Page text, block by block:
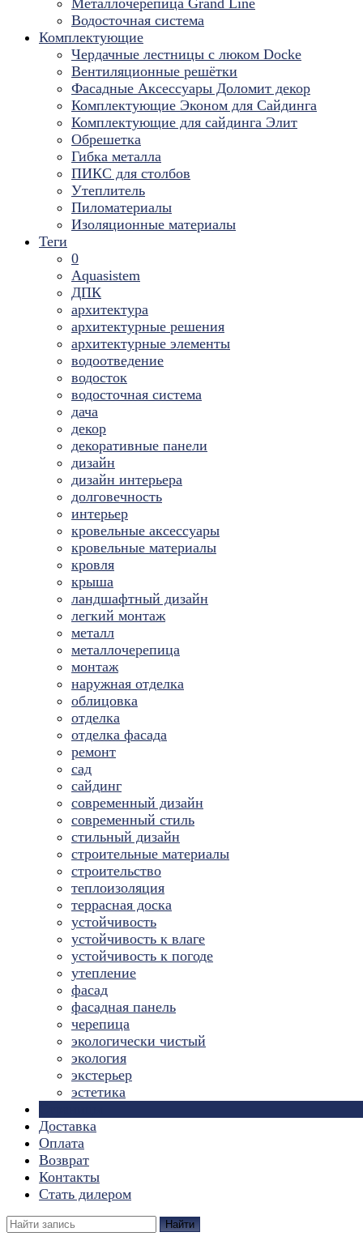
Металлочерепица Grand Line
Водосточная система
Комплектующие
Чердачные лестницы с люком Docke
Вентиляционные решётки
Фасадные Аксессуары Доломит декор
Комплектующие Эконом для Сайдинга
Комплектующие для cайдинга Элит
Обрешетка
Гибка металла
ПИКС для столбов
Утеплитель
Пиломатериалы
Изоляционные материалы
Теги
0
Aquasistem
ДПК
архитектура
архитектурные решения
архитектурные элементы
водоотведение
водосток
водосточная система
дача
декор
декоративные панели
дизайн
дизайн интерьера
долговечность
интерьер
кровельные аксессуары
кровельные материалы
кровля
крыша
ландшафтный дизайн
легкий монтаж
металл
металлочерепица
монтаж
наружная отделка
облицовка
отделка
отделка фасада
ремонт
сад
сайдинг
современный дизайн
современный стиль
стильный дизайн
строительные материалы
строительство
теплоизоляция
террасная доска
устойчивость
устойчивость к влаге
устойчивость к погоде
утепление
фасад
фасадная панель
черепица
экологически чистый
экология
экстерьер
эстетика
Доставка
Оплата
Возврат
Контакты
Стать дилером
Найти